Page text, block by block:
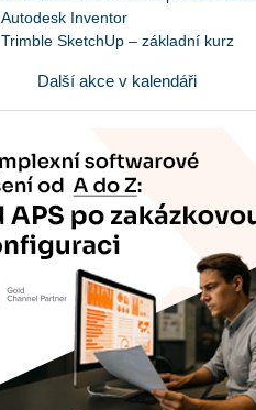
Autodesk Inventor
Trimble SketchUp – základní kurz
Další akce v kalendáři